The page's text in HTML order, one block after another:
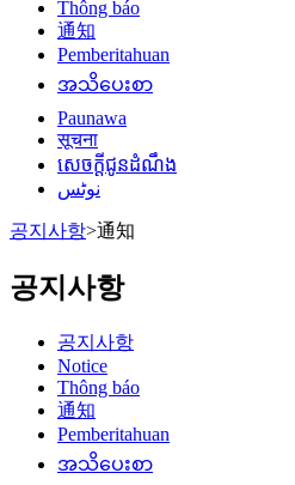
Thông báo
通知
Pemberitahuan
အသိပေးစာ
Paunawa
सूचना
សេចក្តីជូនដំណឹង
نوٹس
공지사항>通知
공지사항
공지사항
Notice
Thông báo
通知
Pemberitahuan
အသိပေးစာ